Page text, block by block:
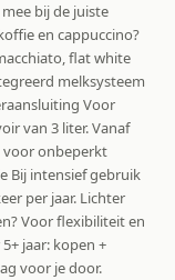
bij de juiste
en cappuccino?
flat white
melksysteem
Voor
van 3 liter. Vanaf
voor onbeperkt
Bij intensief gebruik
per jaar. Lichter
Voor flexibiliteit en
jaar: kopen +
voor je door.